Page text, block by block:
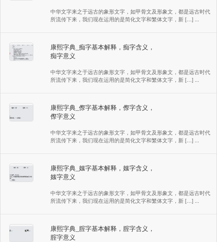
中华文字来之于远古的象形文字，如甲骨文及形象文，都是远古时代
所流传下来，我们现在运用的是简化文字和繁体文字，新 […] ...
康熙字典_痴字基本解释，痴字含义，
痴字意义
中华文字来之于远古的象形文字，如甲骨文及形象文，都是远古时代
所流传下来，我们现在运用的是简化文字和繁体文字，新 […] ...
康熙字典_傺字基本解释，傺字含义，
傺字意义
中华文字来之于远古的象形文字，如甲骨文及形象文，都是远古时代
所流传下来，我们现在运用的是简化文字和繁体文字，新 […] ...
康熙字典_媸字基本解释，媸字含义，
媸字意义
中华文字来之于远古的象形文字，如甲骨文及形象文，都是远古时代
所流传下来，我们现在运用的是简化文字和繁体文字，新 […] ...
康熙字典_腟字基本解释，腟字含义，
腟字意义